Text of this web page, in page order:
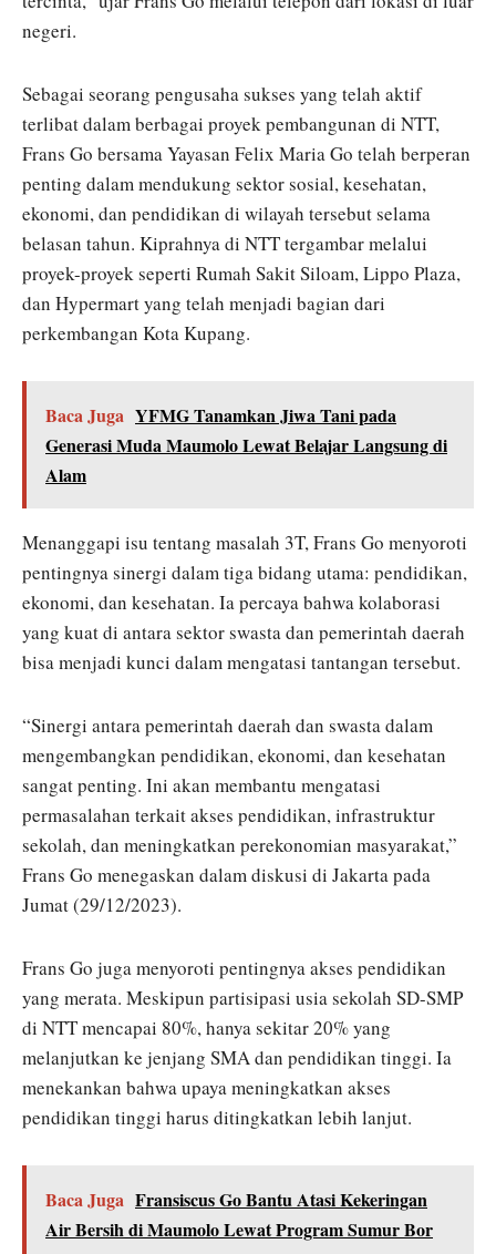
negeri.
Sebagai seorang pengusaha sukses yang telah aktif
terlibat dalam berbagai proyek pembangunan di NTT,
Frans Go bersama Yayasan Felix Maria Go telah berperan
penting dalam mendukung sektor sosial, kesehatan,
ekonomi, dan pendidikan di wilayah tersebut selama
belasan tahun. Kiprahnya di NTT tergambar melalui
proyek-proyek seperti Rumah Sakit Siloam, Lippo Plaza,
dan Hypermart yang telah menjadi bagian dari
perkembangan Kota Kupang.
Baca Juga YFMG Tanamkan Jiwa Tani pada
Generasi Muda Maumolo Lewat Belajar Langsung di
Alam
Menanggapi isu tentang masalah 3T, Frans Go menyoroti
pentingnya sinergi dalam tiga bidang utama: pendidikan,
ekonomi, dan kesehatan. Ia percaya bahwa kolaborasi
yang kuat di antara sektor swasta dan pemerintah daerah
bisa menjadi kunci dalam mengatasi tantangan tersebut.
“Sinergi antara pemerintah daerah dan swasta dalam
mengembangkan pendidikan, ekonomi, dan kesehatan
sangat penting. Ini akan membantu mengatasi
permasalahan terkait akses pendidikan, infrastruktur
sekolah, dan meningkatkan perekonomian masyarakat,”
Frans Go menegaskan dalam diskusi di Jakarta pada
Jumat (29/12/2023).
Frans Go juga menyoroti pentingnya akses pendidikan
yang merata. Meskipun partisipasi usia sekolah SD-SMP
di NTT mencapai 80%, hanya sekitar 20% yang
melanjutkan ke jenjang SMA dan pendidikan tinggi. Ia
menekankan bahwa upaya meningkatkan akses
pendidikan tinggi harus ditingkatkan lebih lanjut.
Baca Juga Fransiscus Go Bantu Atasi Kekeringan
Air Bersih di Maumolo Lewat Program Sumur Bor